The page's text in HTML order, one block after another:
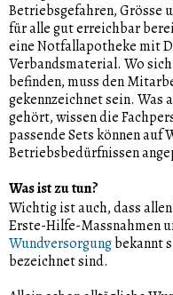
Betriebsgefahren, Grösse
für alle gut erreichbar
eine Notfallapotheke mit
Verbandsmaterial. Wo
befinden, muss den
gekennzeichnet sein. Was
gehört, wissen die
passende Sets können auf
Betriebsbedürfnissen
Was ist zu tun?
Wichtig ist auch, dass
Erste-Hilfe-Massnahmen
Wundversorgungbekannt
bezeichnet sind.